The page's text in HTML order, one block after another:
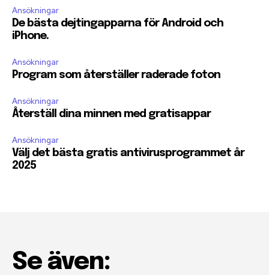
Ansökningar
De bästa dejtingapparna för Android och
iPhone.
Ansökningar
Program som återställer raderade foton
Ansökningar
Återställ dina minnen med gratisappar
Ansökningar
Välj det bästa gratis antivirusprogrammet år
2025
Se även: